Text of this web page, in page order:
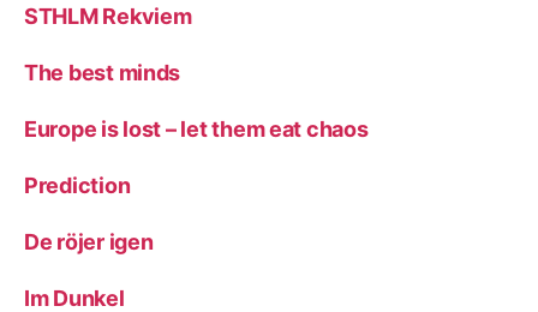
STHLM Rekviem
The best minds
Europe is lost – let them eat chaos
Prediction
De röjer igen
Im Dunkel